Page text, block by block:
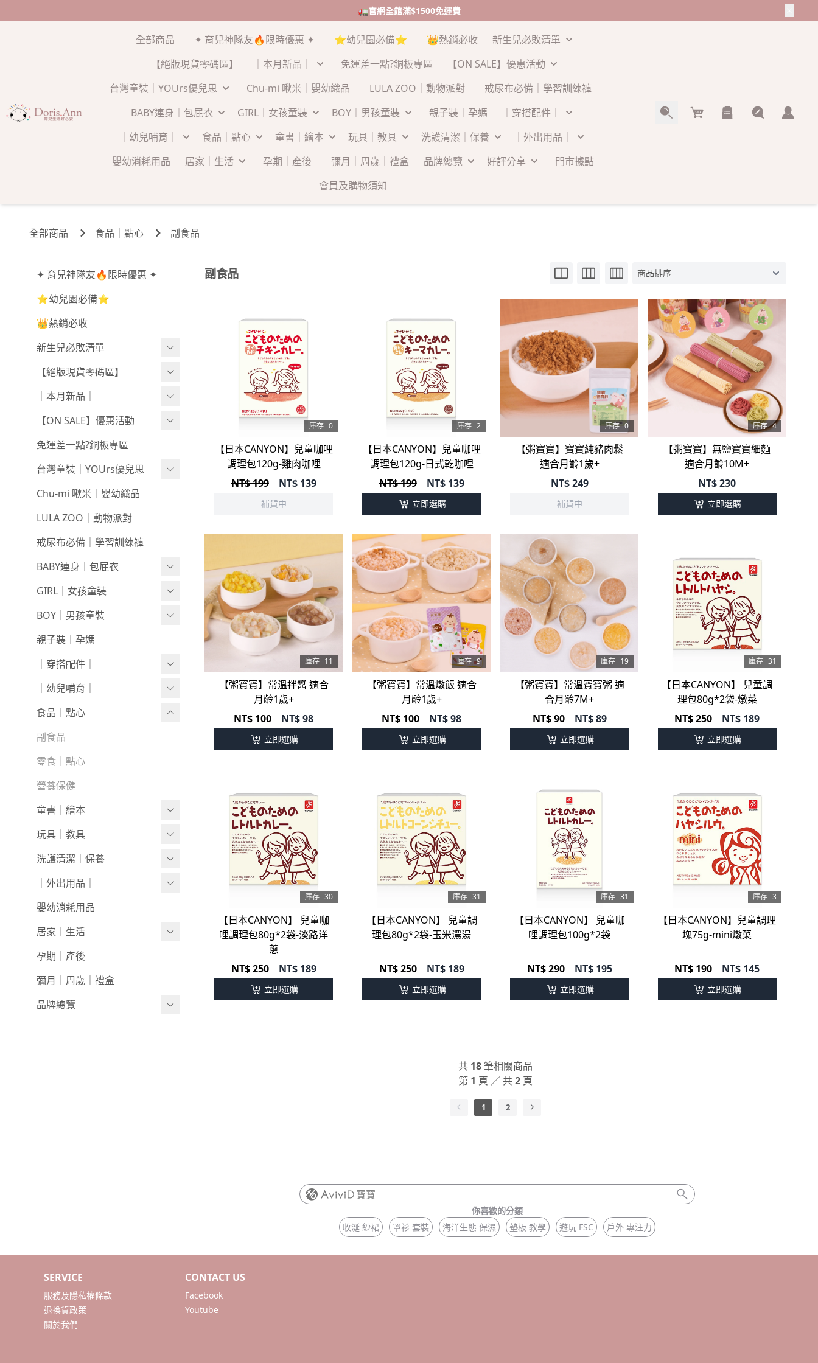
🚛官網全館滿$1500免運費
全部商品 ✦ 育兒神隊友🔥限時優惠 ✦ ⭐幼兒園必備⭐ 👑熱銷必收
新生兒必敗清單
【絕版現貨零碼區】
｜本月新品｜ 免運差一點?銅板專區
【ON SALE】優惠活動
台灣童裝｜YOUrs優兒思
Chu-mi 啾米｜嬰幼織品 LULA ZOO｜動物派對
戒尿布必備｜學習訓練褲
BABY連身｜包屁衣
GIRL｜女孩童裝 BOY｜男孩童裝 親子裝｜孕媽
｜穿搭配件｜
｜幼兒哺育｜
食品｜點心 童書｜繪本 玩具｜教具 洗護清潔｜保養
｜外出用品｜
嬰幼消耗用品
居家｜生活 孕期｜產後 彌月｜周歲｜禮盒 品牌總覽 好評分享
門市據點
會員及購物須知
Cart
全部商品 食品｜點心 副食品
✦ 育兒神隊友🔥限時優惠 ✦
⭐幼兒園必備⭐
👑熱銷必收
新生兒必敗清單
新生兒服飾
新生兒織品
包巾/抱毯
【絕版現貨零碼區】
尺寸50-70CM
尺寸73-90CM
尺寸90CM↑
新春童裝｜現貨
零碼親子裝
戲水｜泳裝
髮飾｜髮圈
襪襪｜帽｜圍巾
｜本月新品｜
0806新品
0730新品
0723新品
0716新品
0709新品
0702新品
0618新品
0611新品
0604新品
0528新品
0521新品
0514新品
0507新品
0430新品
0423新品
0416新品
0409新品
0401新品
0326新品
0319新品
0312新品
0226新品
0204新品
0126新品
【ON SALE】優惠活動
秋冬高腰不勒褲任3件$1080
不勒短褲3件$599⧸不勒褲3件
免運差一點?銅板專區
台灣童裝｜YOUrs優兒思
咕溜棉系列
-
經典色
- 小彩豆
棉甜系列
竹節棉系列
厚棉系列
絨感棉系列
新生兒⧸包屁衣
上下身單品
連身衣
圍兜/帽子/其他
經典禮盒
Chu-mi 啾米｜嬰幼織品
LULA ZOO｜動物派對
戒尿布必備｜學習訓練褲
BABY連身｜包屁衣
Baby Girl
Baby Boy
包巾｜配件
GIRL｜女孩童裝
上身
下著
外套/背心
套裝
洋裝
BOY｜男孩童裝
上身
下著
外套/背心
套裝
親子裝｜孕媽
｜穿搭配件｜
寶寶襪⧸童襪
內褲/學習褲
圍兜/口水巾
帽/圍巾
髮飾/髮帶
寶寶鞋/童鞋
｜幼兒哺育｜
奶瓶｜水壺｜奶嘴
餐具｜餐椅
圍兜｜哺具
食品｜點心
副食品
零食｜點心
營養保健
童書｜繪本
0-1歲
1-3歲
3歲+
玩具｜教具
安撫娃娃/安撫巾
0-1歲｜啟蒙
1-3歲｜玩具
3歲+｜玩具
洗護清潔｜保養
洗沐用品
護理保養
浴巾｜澡巾｜防水墊
戲水玩具
澡盆｜馬桶
｜外出用品｜
收納袋｜媽媽包
防蚊｜防曬
嬰兒推車｜背巾｜披風
學步車｜滑步車
泳裝｜戲水
嬰幼消耗用品
居家｜生活
環境清潔
生活日用
兒童桌椅
孕期｜產後
彌月｜周歲｜禮盒
品牌總覽
具
以色列Yookidoo│洗澡⧸探索玩
具
副食品
庫存 0
【日本CANYON】兒童咖哩
調理包120g-雞肉咖哩
NT$ 199
NT$139
補貨中
庫存 2
【日本CANYON】兒童咖哩
調理包120g-日式乾咖哩
NT$ 199
NT$139
立即選購
庫存 0
【粥寶寶】寶寶純豬肉鬆
適合月齡1歲+
NT$249
補貨中
庫存 4
【粥寶寶】無鹽寶寶細麵
適合月齡10M+
NT$230
立即選購
庫存 11
【粥寶寶】常溫拌醬 適合
月齡1歲+
NT$ 100
NT$98
立即選購
庫存 9
【粥寶寶】常溫燉飯 適合
月齡1歲+
NT$ 100
NT$98
立即選購
庫存 19
【粥寶寶】常溫寶寶粥 適
合月齡7M+
NT$ 90
NT$89
立即選購
庫存 31
【日本CANYON】 兒童調
理包80g*2袋-燉菜
NT$ 250
NT$ 189
立即選購
庫存 30
【日本CANYON】 兒童咖
哩調理包80g*2袋-淡路洋
蔥
NT$ 250
NT$189
立即選購
庫存 31
【日本CANYON】 兒童調
理包80g*2袋-玉米濃湯
NT$ 250 NT$189
立即選購
庫存 31
【日本CANYON】 兒童咖
哩調理包100g*2袋
NT$ 290 NT$195
立即選購
庫存 3
【日本CANYON】兒童調理
塊75g-mini燉菜
NT$ 190 NT$ 145
立即選購
共 18筆相關商品
第 1 頁 ／ 共2 頁
1 2
寶寶
你喜歡的分類
收涎 紗裙
罩衫 套裝 海洋生態 保濕 墊板 教學 遊玩 FSC 戶外 專注力
SERVICE
服務及隱私權條款
退換貨政策
關於我們
CONTACT US
Facebook
Youtube